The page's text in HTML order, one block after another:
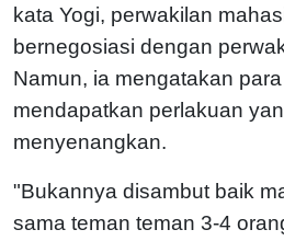
kata Yogi, perwakilan
bernegosiasi dengan
Namun, ia mengatakan
mendapatkan perlakuan
menyenangkan.
"Bukannya disambut baik
sama teman teman 3-4